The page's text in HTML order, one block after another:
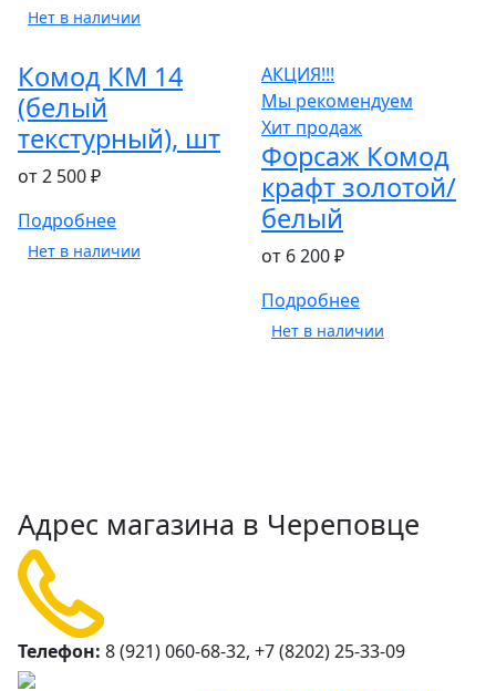
Нет в наличии
Комод КМ 14
(белый
текстурный), шт
от 2 500 ₽
Подробнее
Нет в наличии
АКЦИЯ!!!
Мы рекомендуем
Хит продаж
Форсаж Комод
крафт золотой/
белый
от 6 200 ₽
Подробнее
Нет в наличии
Адрес магазина в Череповце
Телефон: 8 (921) 060-68-32, +7 (8202) 25-33-09